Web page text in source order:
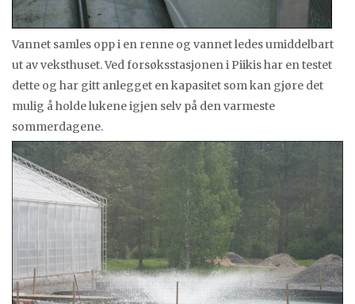
Vannet samles opp i en renne og vannet ledes umiddelbart
ut av veksthuset. Ved forsøksstasjonen i Piikis har en testet
dette og har gitt anlegget en kapasitet som kan gjøre det
mulig å holde lukene igjen selv på den varmeste
sommerdagene.